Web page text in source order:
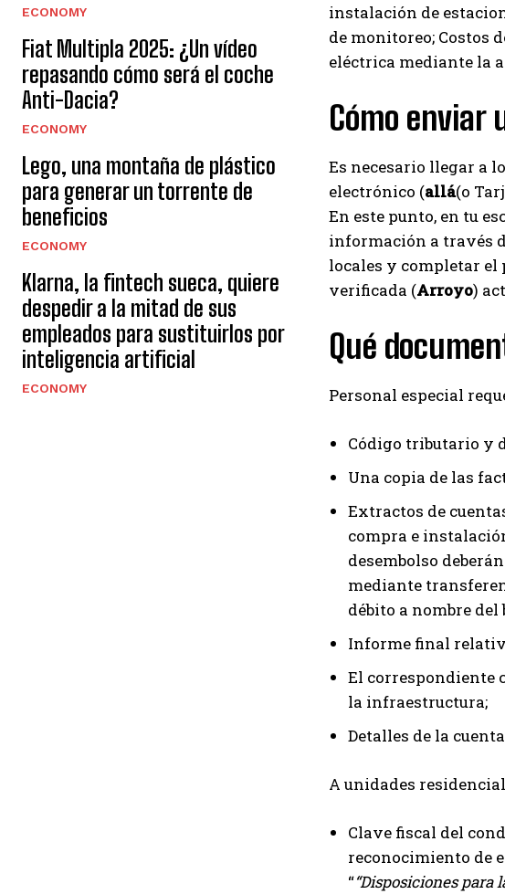
ECONOMY
Fiat Multipla 2025: ¿Un vídeo
repasando cómo será el coche
Anti-Dacia?
ECONOMY
Lego, una montaña de plástico
para generar un torrente de
beneficios
ECONOMY
Klarna, la fintech sueca, quiere
despedir a la mitad de sus
empleados para sustituirlos por
inteligencia artificial
ECONOMY
instalación de
de monitoreo; Costos
eléctrica mediante la
Cómo enviar
Es necesario llegar a
electrónico (allá(o
En este punto, en tu
información a través
locales y completar el
verificada (Arroyo)
Qué
Personal especial
Código tributario y
Una copia de las
Extractos de
compra e
desembolso
mediante
débito a nombre
Informe final
El correspondiente
la infraestructura;
Detalles de la
A unidades
Clave fiscal del
reconocimiento de
““Disposiciones